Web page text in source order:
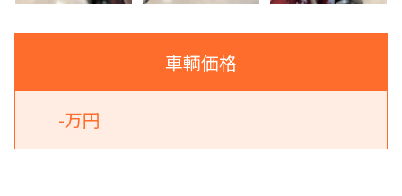
車輌価格
-万円